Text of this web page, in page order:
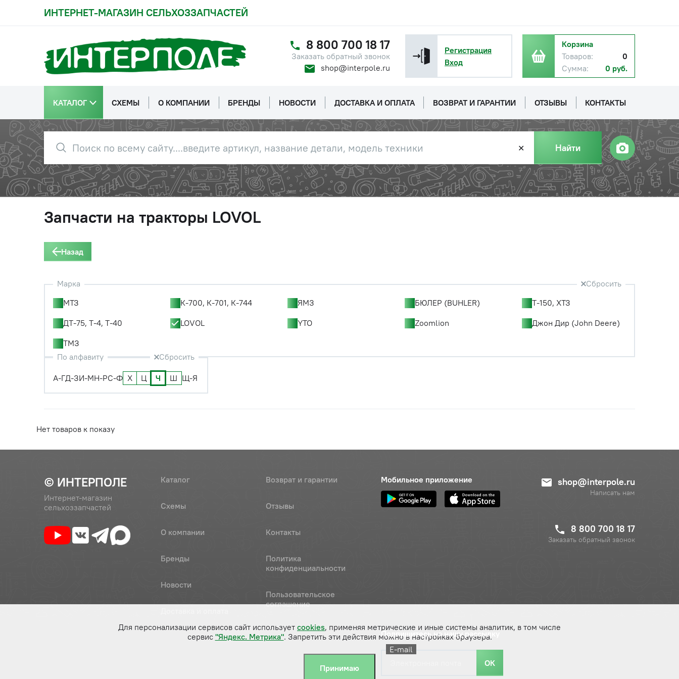
ИНТЕРНЕТ-МАГАЗИН СЕЛЬХОЗЗАПЧАСТЕЙ
8 800 700 18 17
Заказать обратный звонок
shop@interpole.ru
Регистрация
Вход
Корзина
Товаров:
0
Сумма:
0 руб.
КАТАЛОГ СХЕМЫ О КОМПАНИИ БРЕНДЫ НОВОСТИ ДОСТАВКА И ОПЛАТА ВОЗВРАТ И ГАРАНТИИ ОТЗЫВЫ КОНТАКТЫ
✕ Найти
Запчасти на тракторы LOVOL
Назад
Марка
Сбросить
МТЗ
К-700, К-701, К-744 ЯМЗ БЮЛЕР (BUHLER)
Т-150, ХТЗ
ДТ-75, Т-4, Т-40
LOVOL YTO Zoomlion
Джон Дир (John Deere)
ТМЗ
По алфавиту
Сбросить
А-ГД-ЗИ-МН-РС-Ф Х Ц Ч Ш Щ-Я
Нет товаров к показу
© ИНТЕРПОЛЕ
Интернет-магазин
сельхоззапчастей
Каталог
Схемы
О компании
Бренды
Новости
Возврат и гарантии
Отзывы
Контакты
Политика
конфиденциальности
Пользовательское
соглашение
Мобильное приложение shop@interpole.ru
Написать нам
8 800 700 18 17
Заказать обратный звонок
Подпишитесь на нашу рассылку
E-mail
ОК
Для персонализации сервисов сайт использует cookies, применяя метрические и иные системы аналитик, в том числе
сервис "Яндекс. Метрика". Запретить эти действия можно в настройках браузера.
Принимаю